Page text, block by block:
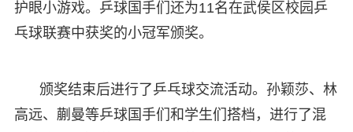
护眼小游戏。乒球国手们还为11名在武侯区校园乒
乓球联赛中获奖的小冠军颁奖。
颁奖结束后进行了乒乓球交流活动。孙颖莎、林
高远、蒯曼等乒球国手们和学生们搭档，进行了混